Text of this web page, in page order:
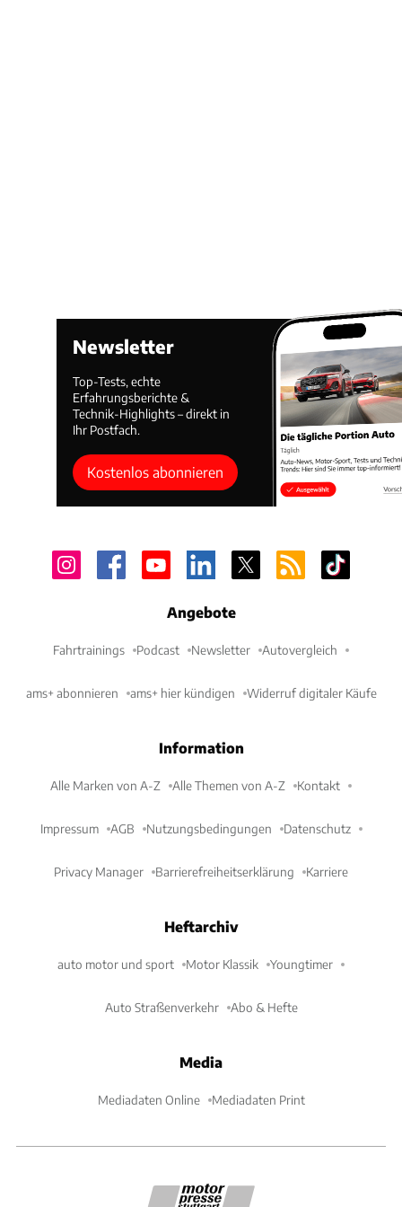
Newsletter
Top-Tests, echte
Erfahrungsberichte &
Technik-Highlights – direkt in
Ihr Postfach.
Kostenlos abonnieren
Angebote
Fahrtrainings Podcast Newsletter Autovergleich
ams+ abonnieren ams+ hier kündigen Widerruf digitaler Käufe
Information
Alle Marken von A-Z Alle Themen von A-Z Kontakt
Impressum AGB Nutzungsbedingungen Datenschutz
Privacy Manager Barrierefreiheitserklärung Karriere
Heftarchiv
auto motor und sport Motor Klassik Youngtimer
Auto Straßenverkehr Abo & Hefte
Media
Mediadaten Online Mediadaten Print